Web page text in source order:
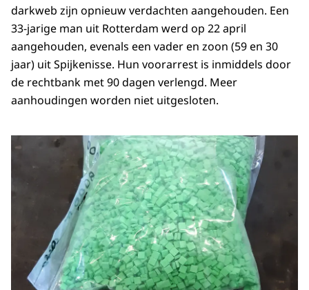
darkweb zijn opnieuw verdachten aangehouden. Een
33-jarige man uit Rotterdam werd op 22 april
aangehouden, evenals een vader en zoon (59 en 30
jaar) uit Spijkenisse. Hun voorarrest is inmiddels door
de rechtbank met 90 dagen verlengd. Meer
aanhoudingen worden niet uitgesloten.